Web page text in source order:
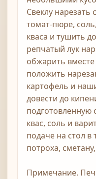
Свеклу нарезать
томат-пюре,
кваса и тушить
репчатый лук
обжарить
положить
картофель и
довести до
подготовленную
квас, соль и
подаче на стол в
потроха,
Примечание.